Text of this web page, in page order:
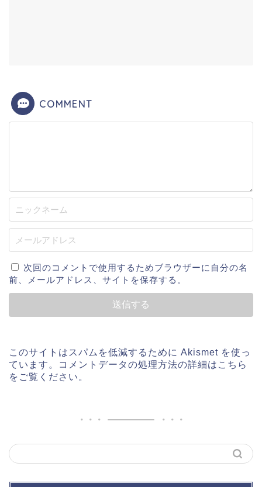
COMMENT
次回のコメントで使用するためブラウザーに自分の名
前、メールアドレス、サイトを保存する。
このサイトはスパムを低減するために Akismet を使っ
ています。
コメントデータの処理方法の詳細はこちら
をご覧ください 。